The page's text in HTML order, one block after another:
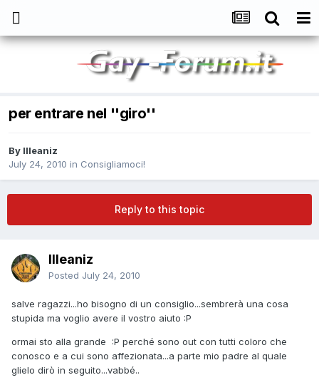
per entrare nel ''giro''
By Illeaniz
July 24, 2010 in Consigliamoci!
Reply to this topic
Illeaniz
Posted July 24, 2010
salve ragazzi...ho bisogno di un consiglio...sembrerà una cosa
stupida ma voglio avere il vostro aiuto :P
ormai sto alla grande :P perché sono out con tutti coloro che
conosco e a cui sono affezionata...a parte mio padre al quale
glielo dirò in seguito...vabbé..